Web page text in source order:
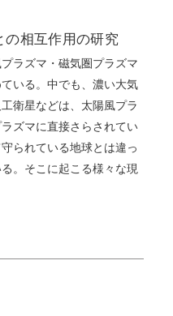
の相互作用の研究
ラズマ・磁気圏プラズマ
いる。中でも、濃い大気
衛星などは、太陽風プラ
ズマに直接さらされてい
られている地球とは違っ
。そこに起こる様々な現